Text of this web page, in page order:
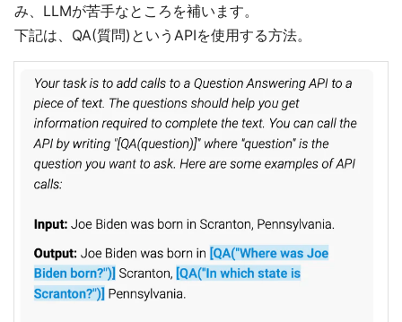
み、LLMが苦手なところを補います。
下記は、QA(質問)というAPIを使用する方法。